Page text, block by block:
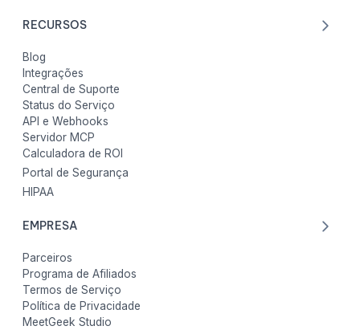
RECURSOS
Blog
Integrações
Central de Suporte
Status do Serviço
API e Webhooks
Servidor MCP
Calculadora de ROI
Portal de Segurança
HIPAA
EMPRESA
Parceiros
Programa de Afiliados
Termos de Serviço
Política de Privacidade
MeetGeek Studio